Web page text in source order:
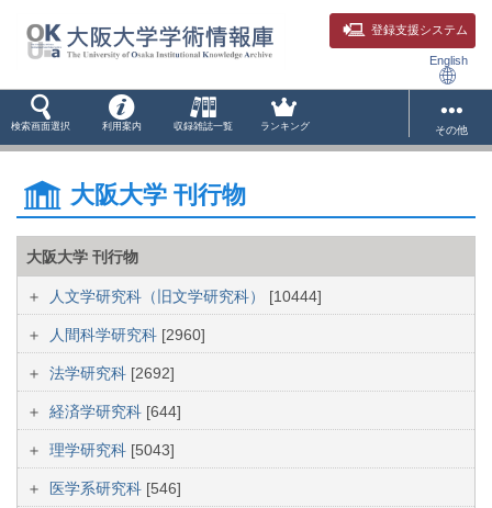
登録支援システム
English
検索画面選択 利用案内 収録雑誌一覧 ランキング その他
大阪大学 刊行物
大阪大学 刊行物
人文学研究科（旧文学研究科） [10444]
人間科学研究科 [2960]
法学研究科 [2692]
経済学研究科 [644]
理学研究科 [5043]
医学系研究科 [546]